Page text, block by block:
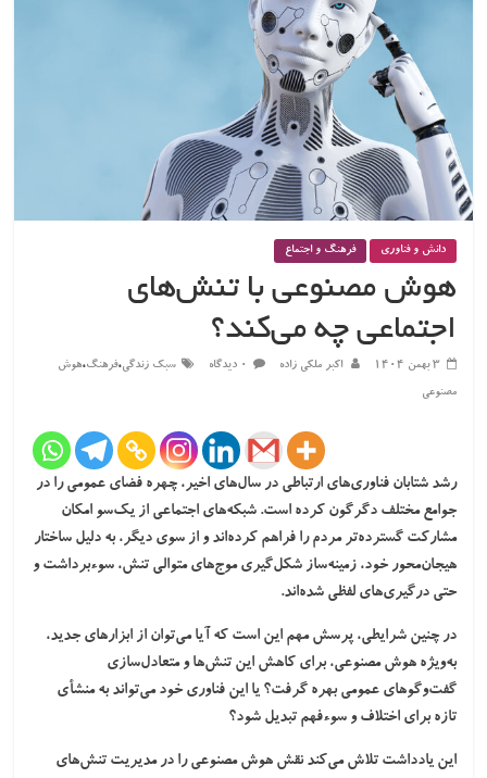
دانش و فناوری فرهنگ و اجتماع
هوش مصنوعی با تنش‌های
اجتماعی چه می‌کند؟
۳ بهمن ۱۴۰۴ اکبر ملکی زاده ۰ دیدگاه سبک زندگی،فرهنگ،هوش
مصنوعی
رشد شتابان فناوری‌های ارتباطی در سال‌های اخیر، چهره فضای عمومی را در
جوامع مختلف دگرگون کرده است. شبکه‌های اجتماعی از یک‌سو امکان
مشارکت گسترده‌تر مردم را فراهم کرده‌اند و از سوی دیگر، به دلیل ساختار
هیجان‌محور خود، زمینه‌ساز شکل‌گیری موج‌های متوالی تنش، سوءبرداشت و
حتی درگیری‌های لفظی شده‌اند.
در چنین شرایطی، پرسش مهم این است که آیا می‌توان از ابزارهای جدید،
به‌ویژه هوش مصنوعی، برای کاهش این تنش‌ها و متعادل‌سازی
گفت‌وگوهای عمومی بهره گرفت؟ یا این فناوری خود می‌تواند به منشأی
تازه برای اختلاف و سوءفهم تبدیل شود؟
این یادداشت تلاش می‌کند نقش هوش مصنوعی را در مدیریت تنش‌های